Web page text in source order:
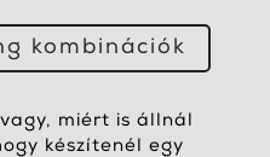
kombinációk
miért is állnál
készítenél egy